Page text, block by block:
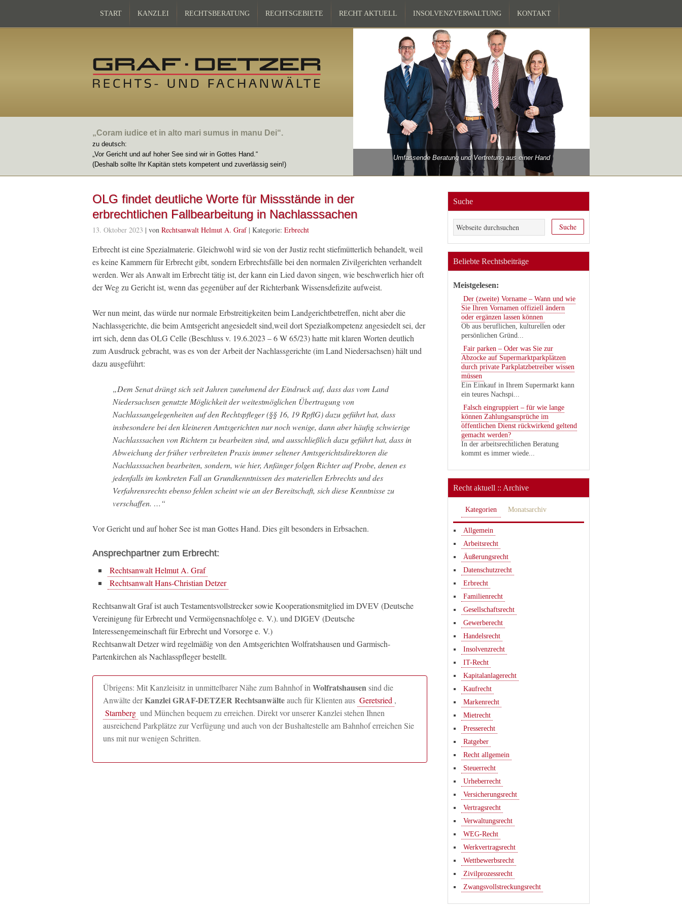
START KANZLEI RECHTSBERATUNG RECHTSGEBIETE RECHT AKTUELL INSOLVENZVERWALTUNG KONTAKT
„Coram iudice et in alto mari sumus in manu Dei“.
zu deutsch:
„Vor Gericht und auf hoher See sind wir in Gottes Hand.“
(Deshalb sollte Ihr Kapitän stets kompetent und zuverlässig sein!)
Umfassende Beratung und Vertretung aus einer Hand
OLG findet deutliche Worte für Missstände in der
erbrechtlichen Fallbearbeitung in Nachlasssachen
13. Oktober 2023 | von Rechtsanwalt Helmut A. Graf| Kategorie: Erbrecht
Erbrecht ist eine Spezialmaterie. Gleichwohl wird sie von der Justiz recht stiefmütterlich behandelt, weil
es keine Kammern für Erbrecht gibt, sondern Erbrechtsfälle bei den normalen Zivilgerichten verhandelt
werden. Wer als Anwalt im Erbrecht tätig ist, der kann ein Lied davon singen, wie beschwerlich hier oft
der Weg zu Gericht ist, wenn das gegenüber auf der Richterbank Wissensdefizite aufweist.
Wer nun meint, das würde nur normale Erbstreitigkeiten beim Landgerichtbetreffen, nicht aber die
Nachlassgerichte, die beim Amtsgericht angesiedelt sind,weil dort Spezialkompetenz angesiedelt sei, der
irrt sich, denn das OLG Celle (Beschluss v. 19.6.2023 – 6 W 65/23) hatte mit klaren Worten deutlich
zum Ausdruck gebracht, was es von der Arbeit der Nachlassgerichte (im Land Niedersachsen) hält und
dazu ausgeführt:
„Dem Senat drängt sich seit Jahren zunehmend der Eindruck auf, dass das vom Land
Niedersachsen genutzte Möglichkeit der weitestmöglichen Übertragung von
Nachlassangelegenheiten auf den Rechtspfleger (§§ 16, 19 RpflG) dazu geführt hat, dass
insbesondere bei den kleineren Amtsgerichten nur noch wenige, dann aber häufig schwierige
Nachlasssachen von Richtern zu bearbeiten sind, und ausschließlich dazu geführt hat, dass in
Abweichung der früher verbreiteten Praxis immer seltener Amtsgerichtsdirektoren die
Nachlasssachen bearbeiten, sondern, wie hier, Anfänger folgen Richter auf Probe, denen es
jedenfalls im konkreten Fall an Grundkenntnissen des materiellen Erbrechts und des
Verfahrensrechts ebenso fehlen scheint wie an der Bereitschaft, sich diese Kenntnisse zu
verschaffen. …“
Vor Gericht und auf hoher See ist man Gottes Hand. Dies gilt besonders in Erbsachen.
Ansprechpartner zum Erbrecht:
Rechtsanwalt Helmut A. Graf
Rechtsanwalt Hans-Christian Detzer
Rechtsanwalt Graf ist auch Testamentsvollstrecker sowie Kooperationsmitglied im DVEV (Deutsche
Vereinigung für Erbrecht und Vermögensnachfolge e. V.). und DIGEV (Deutsche
Interessengemeinschaft für Erbrecht und Vorsorge e. V.)
Rechtsanwalt Detzer wird regelmäßig von den Amtsgerichten Wolfratshausen und Garmisch-
Partenkirchen als Nachlasspfleger bestellt.
Übrigens: Mit Kanzleisitz in unmittelbarer Nähe zum Bahnhof in Wolfratshausensind die
Anwälte derKanzlei GRAF-DETZER Rechtsanwälteauch für Klienten aus Geretsried ,
Starnberg und München bequem zu erreichen. Direkt vor unserer Kanzlei stehen Ihnen
ausreichend Parkplätze zur Verfügung und auch von der Bushaltestelle am Bahnhof erreichen Sie
uns mit nur wenigen Schritten.
Suche
Beliebte Rechtsbeiträge
Meistgelesen:
Der (zweite) Vorname – Wann und wie
Sie Ihren Vornamen offiziell ändern
oder ergänzen lassen können
Ob aus beruflichen, kulturellen oder
persönlichen Gründ...
Fair parken – Oder was Sie zur
Abzocke auf Supermarktparkplätzen
durch private Parkplatzbetreiber wissen
müssen
Ein Einkauf in Ihrem Supermarkt kann
ein teures Nachspi...
Falsch eingruppiert – für wie lange
können Zahlungsansprüche im
öffentlichen Dienst rückwirkend geltend
gemacht werden?
In der arbeitsrechtlichen Beratung
kommt es immer wiede...
Recht aktuell :: Archive
Kategorien Monatsarchiv
Allgemein
Arbeitsrecht
Äußerungsrecht
Datenschutzrecht
Erbrecht
Familienrecht
Gesellschaftsrecht
Gewerberecht
Handelsrecht
Insolvenzrecht
IT-Recht
Kapitalanlagerecht
Kaufrecht
Markenrecht
Mietrecht
Presserecht
Ratgeber
Recht allgemein
Steuerrecht
Urheberrecht
Versicherungsrecht
Vertragsrecht
Verwaltungsrecht
WEG-Recht
Werkvertragsrecht
Wettbewerbsrecht
Zivilprozessrecht
Zwangsvollstreckungsrecht